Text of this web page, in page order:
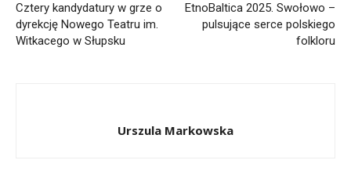
Cztery kandydatury w grze o
dyrekcję Nowego Teatru im.
Witkacego w Słupsku
EtnoBaltica 2025. Swołowo –
pulsujące serce polskiego
folkloru
Urszula Markowska